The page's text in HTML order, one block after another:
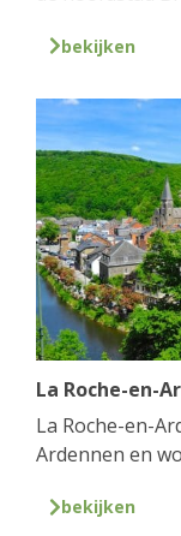
bekijken
La Roche-en-
La Roche-en-
Ardennen en
bekijken